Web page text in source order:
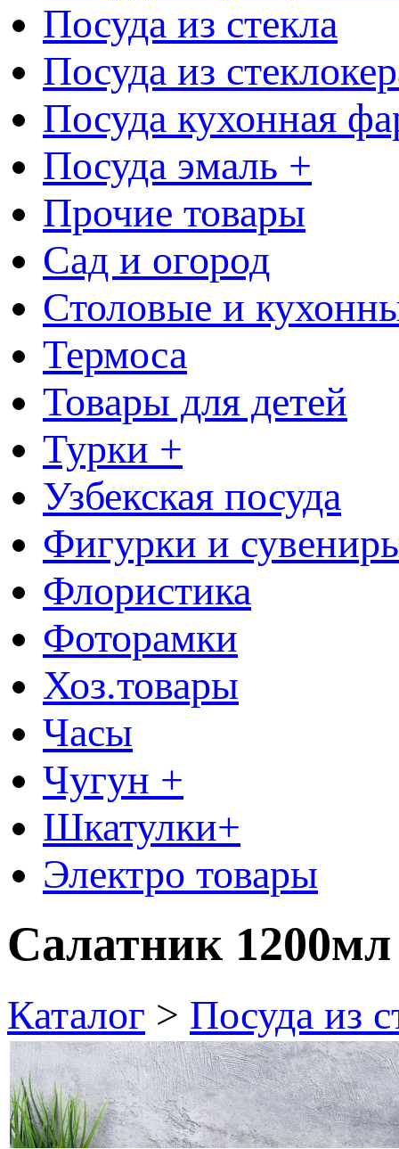
Посуда из стекла
Посуда из
Посуда кухонная
Посуда эмаль +
Прочие товары
Сад и огород
Столовые и
Термоса
Товары для детей
Турки +
Узбекская посуда
Фигурки и
Флористика
Фоторамки
Хоз.товары
Часы
Чугун +
Шкатулки+
Электро товары
Салатник
Каталог > Посуда из